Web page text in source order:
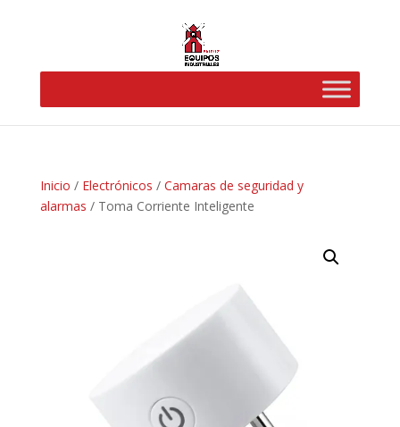
Inicio / Electrónicos / Camaras de seguridad y
alarmas / Toma Corriente Inteligente